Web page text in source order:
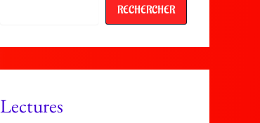
RECHERCHER
Lectures